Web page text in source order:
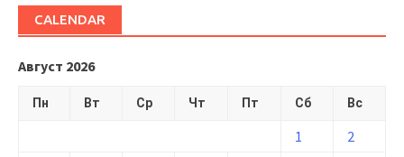
CALENDAR
Август 2026
Пн Вт Ср Чт Пт Сб Вс
1
2